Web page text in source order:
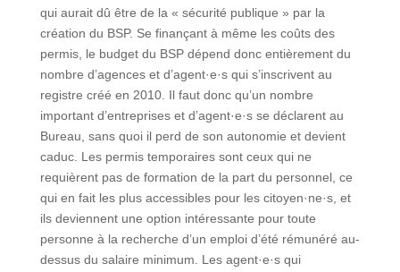
qui aurait dû être de la « sécurité publique » par la
création du BSP. Se finançant à même les coûts des
permis, le budget du BSP dépend donc entièrement du
nombre d’agences et d’agent·e·s qui s’inscrivent au
registre créé en 2010. Il faut donc qu’un nombre
important d’entreprises et d’agent·e·s se déclarent au
Bureau, sans quoi il perd de son autonomie et devient
caduc. Les permis temporaires sont ceux qui ne
requièrent pas de formation de la part du personnel, ce
qui en fait les plus accessibles pour les citoyen·ne·s, et
ils deviennent une option intéressante pour toute
personne à la recherche d’un emploi d’été rémunéré au-
dessus du salaire minimum. Les agent·e·s qui